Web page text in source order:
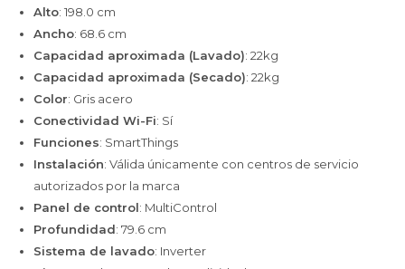
Alto: 198.0 cm
Ancho: 68.6 cm
Capacidad aproximada (Lavado): 22kg
Capacidad aproximada (Secado): 22kg
Color: Gris acero
Conectividad Wi-Fi: Sí
Funciones: SmartThings
Instalación: Válida únicamente con centros de servicio
autorizados por la marca
Panel de control: MultiControl
Profundidad: 79.6 cm
Sistema de lavado: Inverter